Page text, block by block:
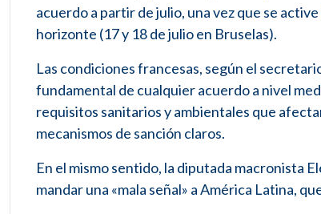
acuerdo a partir de julio, una vez que se
horizonte (17 y 18 de julio en Bruselas).
Las condiciones francesas, según el
fundamental de cualquier acuerdo a nivel
requisitos sanitarios y ambientales que
mecanismos de sanción claros.
En el mismo sentido, la diputada macronista
mandar una «mala señal» a América Latina,